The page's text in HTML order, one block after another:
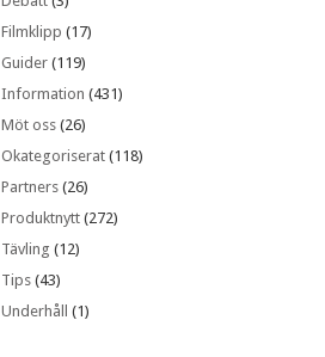
Filmklipp (17)
Guider (119)
Information (431)
Möt oss (26)
Okategoriserat (118)
Partners (26)
Produktnytt (272)
Tävling (12)
Tips (43)
Underhåll
(1)